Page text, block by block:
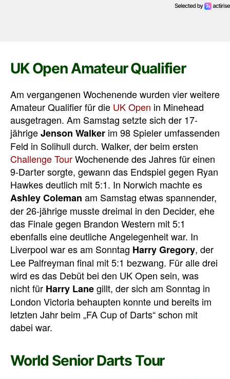
UK Open Amateur Qualifier
Am vergangenen Wochenende wurden vier weitere
Amateur Qualifier für die UK Open in Minehead
ausgetragen. Am Samstag setzte sich der 17-
jährigeJenson Walker im 98 Spieler umfassenden
Feld in Solihull durch. Walker, der beim ersten
Challenge TourWochenende des Jahres für einen
9-Darter sorgte, gewann das Endspiel gegen Ryan
Hawkes deutlich mit 5:1. In Norwich machte es
Ashley Coleman am Samstag etwas spannender,
der 26-jährige musste dreimal in den Decider, ehe
das Finale gegen Brandon Western mit 5:1
ebenfalls eine deutliche Angelegenheit war. In
Liverpool war es am Sonntag Harry Gregory, der
Lee Palfreyman final mit 5:1 bezwang. Für alle drei
wird es das Debüt bei den UK Open sein, was
nicht für Harry Lanegillt, der sich am Sonntag in
London Victoria behaupten konnte und bereits im
letzten Jahr beim „FA Cup of Darts“ schon mit
dabei war.
World Senior Darts Tour